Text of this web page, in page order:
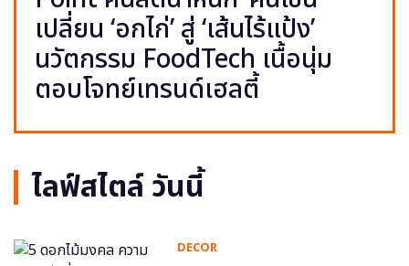
เปลี่ยน ‘อกไก่’ สู่ ‘เส้นไร้แป้ง’
นวัตกรรม FoodTech เนื้อนุ่ม
ตอบโจทย์เทรนด์เฮลตี้
ไลฟ์สไตล์ วันนี้
DECOR